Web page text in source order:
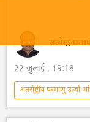
सत्येन्द्र
22 जुलाई , 19:18
अंतर्राष्ट्रीय परमाणु
ईरान